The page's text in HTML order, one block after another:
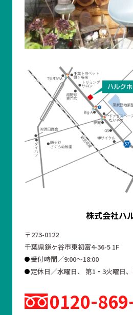
株式会社ハ
〒273-0122
千葉県鎌ヶ谷市東初富4-36-5 1F
受付時間／9:00～18:00
定休日／水曜日、 第1・3火曜日
0120 869